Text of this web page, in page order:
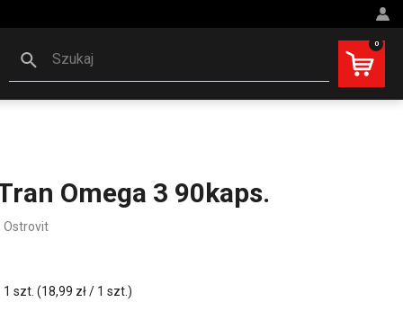
Szukaj
0
Omega 3 90kaps.
Ostrovit
szt. (18,99 zł / 1 szt.)